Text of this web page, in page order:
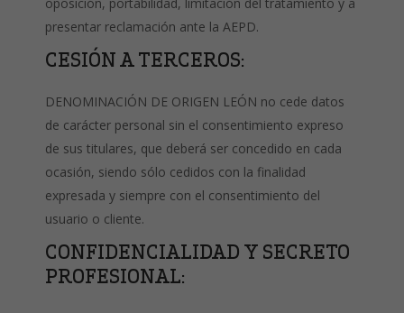
presentar reclamación ante la AEPD.
CESIÓN A TERCEROS:
DENOMINACIÓN DE ORIGEN LEÓN no cede datos
de carácter personal sin el consentimiento expreso
de sus titulares, que deberá ser concedido en cada
ocasión, siendo sólo cedidos con la finalidad
expresada y siempre con el consentimiento del
usuario o cliente.
CONFIDENCIALIDAD Y SECRETO
PROFESIONAL: